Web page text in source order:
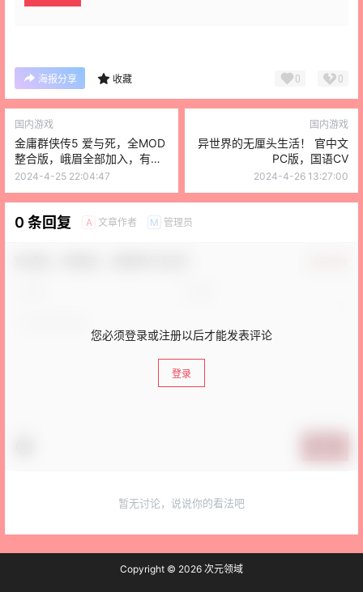
海报分享 收藏 0 0
国内游戏
金庸群侠传5 爱与死，全MOD
整合版，峨眉全部加入，有攻
略
2024-4-25 22:04:47
国内游戏
异世界的无厘头生活！ 官中文
PC版，国语CV
2024-4-26 13:27:00
0 条回复 A 文章作者 M 管理员
您必须登录或注册以后才能发表评论
登录
暂无讨论，说说你的看法吧
Copyright © 2026 次元领域